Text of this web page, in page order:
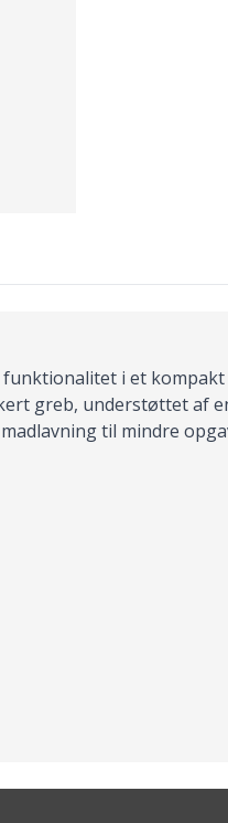
i et
greb, understøttet af
til mindre